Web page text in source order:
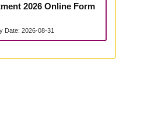
2026 Online Form
Date: 2026-08-31